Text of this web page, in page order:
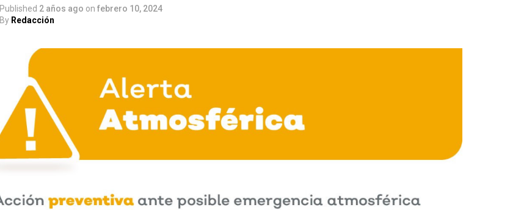
Published 2 años ago on febrero 10, 2024
By Redacción